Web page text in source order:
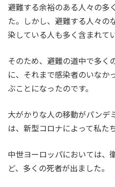
避難する余裕のある人々の多
た。しかし、避難する人々の
染している人も多く含まれて
そのため、避難の道中で多く
に、それまで感染者のいなか
ぶことになったのです。
大がかりな人の移動がパンデ
は、新型コロナによって私た
中世ヨーロッパにおいては、
ど、多くの死者が出ました。